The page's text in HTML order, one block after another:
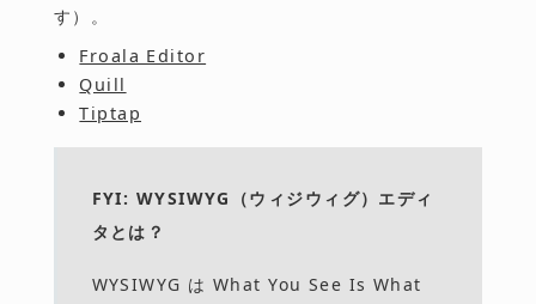
す）。
Froala Editor
Quill
Tiptap
FYI: WYSIWYG（ウィジウィグ）エディ
タとは？
WYSIWYG は What You See Is What